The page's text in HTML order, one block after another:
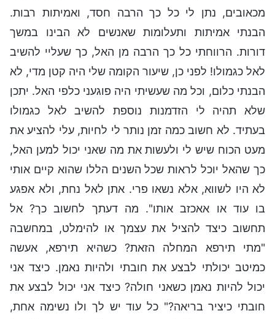
מכאובים, נתן לי כל כך הרבה חסד, ואמיתות רבות.
הבנתי אמיתות ותעלומות שאנשים לא הבינו במשך
דורות. הרווחתי כל כך הרבה מן האל, כך שעליי להשיב
לאל כגמולו! לפני כן, שיעור הקומה שלי היה קטן מדי, לא
הבנתי כלום, וכל מה שעשיתי היה פוגעני כלפי האל. יתכן
שלא תהיה לי הזדמנות נוספת להשיב לאל כגמולו
בעתיד. לא חשוב כמה זמן נותר לי לחיות, עלי להציע את
מעט הכוח שיש לי ולעשות את מה שאני יכול למען האל,
כך שהאל יוכל לראות שכל השנים הללו שהוא קיים אותי
לא היו לשווא, אלא נשאו פרי. אתן לאל נחת, ולא אפגע
בו עוד או אאכזב אותו". מה דעתך לחשוב כך? אל
תחשוב כיצד להציל את עצמך או להימלט, במחשבה
"מתי תירפא המחלה הזאת? כשהיא תירפא, אעשה
כמיטב יכולתי לבצע את חובתי ולהיות נאמן. כיצד אני
יכול להיות נאמן כשאני חולה? כיצד אני יכול לבצע את
חובתי כיציר בריאה?" כל עוד יש לך ולו נשימה אחת,